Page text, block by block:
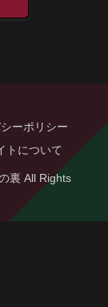
ーポリシー
トについて
裏 All Rights